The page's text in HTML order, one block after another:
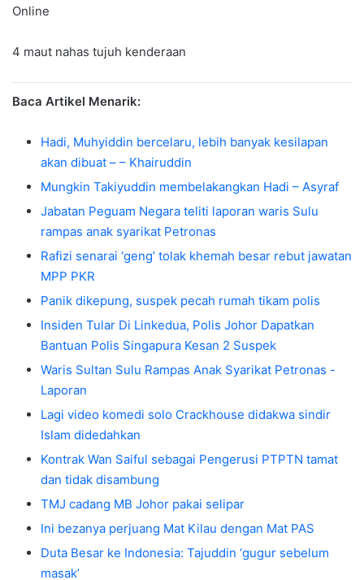
Online
4 maut nahas tujuh kenderaan
Baca Artikel Menarik:
Hadi, Muhyiddin bercelaru, lebih banyak kesilapan
akan dibuat – – Khairuddin
Mungkin Takiyuddin membelakangkan Hadi – Asyraf
Jabatan Peguam Negara teliti laporan waris Sulu
rampas anak syarikat Petronas
Rafizi senarai ‘geng’ tolak khemah besar rebut jawatan
MPP PKR
Panik dikepung, suspek pecah rumah tikam polis
Insiden Tular Di Linkedua, Polis Johor Dapatkan
Bantuan Polis Singapura Kesan 2 Suspek
Waris Sultan Sulu Rampas Anak Syarikat Petronas -
Laporan
Lagi video komedi solo Crackhouse didakwa sindir
Islam didedahkan
Kontrak Wan Saiful sebagai Pengerusi PTPTN tamat
dan tidak disambung
TMJ cadang MB Johor pakai selipar
Ini bezanya perjuang Mat Kilau dengan Mat PAS
Duta Besar ke Indonesia: Tajuddin ‘gugur sebelum
masak’